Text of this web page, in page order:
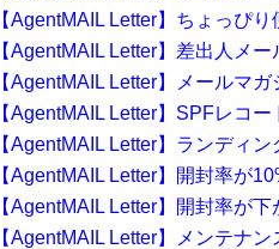
【AgentMAIL Letter】ちょっぴ
【AgentMAIL Letter】差出人メ
【AgentMAIL Letter】メールマ
【AgentMAIL Letter】SPFレコ
【AgentMAIL Letter】ランディ
【AgentMAIL Letter】開封率が
【AgentMAIL Letter】開封率が
【AgentMAIL Letter】メンテナ